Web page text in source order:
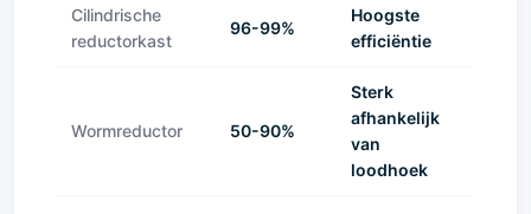
Cilindrische
reductorkast
96-99%
Hoogste
efficiëntie
Wormreductor 50-90%
Sterk
afhankelijk
van
loodhoek